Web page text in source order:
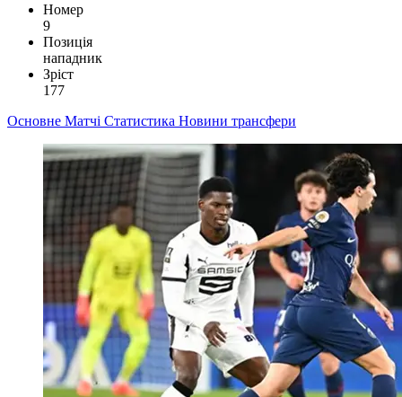
Номер
9
Позиція
нападник
Зріст
177
Основне Матчі Статистика Новини трансфери